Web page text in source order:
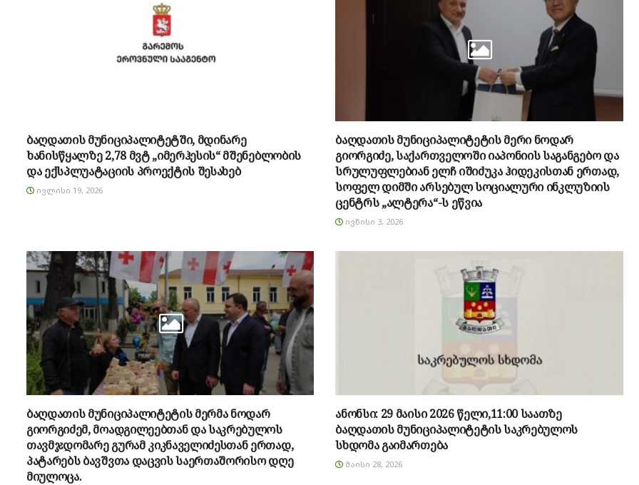
ბაღდათის მუნიციპალიტეტში, მდინარე
ხანისწყალზე 2,78 მვტ „იმერჰესის“ მშენებლობის
და ექსპლუატაციის პროექტის შესახებ
ᲘᲕᲚᲘᲡᲘ 19, 2026
ბაღდათის მუნიციპალიტეტის მერი ნოდარ
გიორგიძე, საქართველოში იაპონიის საგანგებო და
სრულუფლებიან ელჩ იშიძუკა ჰიდეკისთან ერთად,
სოფელ დიმში არსებულ სოციალური ინკლუზიის
ცენტრს „ალტერა“-ს ეწვია
ᲘᲕᲜᲘᲡᲘ 3, 2026
ბაღდათის მუნიციპალიტეტის მერმა ნოდარ
გიორგიძემ, მოადგილეებთან და საკრებულოს
თავმჯდომარე გურამ კიკნაველიძესთან ერთად,
პატარებს ბავშვთა დაცვის საერთაშორისო დღე
მიულოცა.
ანონსი: 29 მაისი 2026 წელი,11:00 საათზე
ბაღდათის მუნიციპალიტეტის საკრებულოს
სხდომა გაიმართება
ᲛᲐᲘᲡᲘ 28, 2026